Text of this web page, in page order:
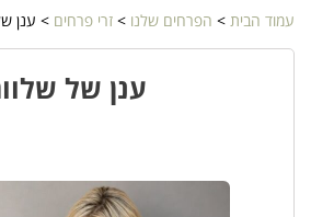
עמוד הבית > הפרחים שלנו > זרי פרחים > ענן
ענן של